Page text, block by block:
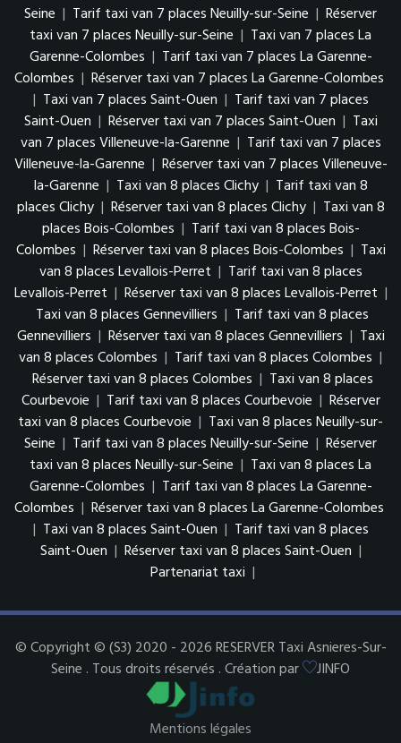
Seine | Tarif taxi van 7 places Neuilly-sur-Seine | Réserver
taxi van 7 places Neuilly-sur-Seine | Taxi van 7 places La
Garenne-Colombes | Tarif taxi van 7 places La Garenne-
Colombes | Réserver taxi van 7 places La Garenne-Colombes
| Taxi van 7 places Saint-Ouen | Tarif taxi van 7 places
Saint-Ouen | Réserver taxi van 7 places Saint-Ouen | Taxi
van 7 places Villeneuve-la-Garenne | Tarif taxi van 7 places
Villeneuve-la-Garenne | Réserver taxi van 7 places Villeneuve-
la-Garenne | Taxi van 8 places Clichy | Tarif taxi van 8
places Clichy | Réserver taxi van 8 places Clichy | Taxi van 8
places Bois-Colombes | Tarif taxi van 8 places Bois-
Colombes | Réserver taxi van 8 places Bois-Colombes | Taxi
van 8 places Levallois-Perret | Tarif taxi van 8 places
Levallois-Perret | Réserver taxi van 8 places Levallois-Perret |
Taxi van 8 places Gennevilliers | Tarif taxi van 8 places
Gennevilliers | Réserver taxi van 8 places Gennevilliers | Taxi
van 8 places Colombes | Tarif taxi van 8 places Colombes |
Réserver taxi van 8 places Colombes | Taxi van 8 places
Courbevoie | Tarif taxi van 8 places Courbevoie | Réserver
taxi van 8 places Courbevoie | Taxi van 8 places Neuilly-sur-
Seine | Tarif taxi van 8 places Neuilly-sur-Seine | Réserver
taxi van 8 places Neuilly-sur-Seine | Taxi van 8 places La
Garenne-Colombes | Tarif taxi van 8 places La Garenne-
Colombes | Réserver taxi van 8 places La Garenne-Colombes
| Taxi van 8 places Saint-Ouen | Tarif taxi van 8 places
Saint-Ouen | Réserver taxi van 8 places Saint-Ouen |
Partenariat taxi |
© Copyright © (S3) 2020 - 2026 RESERVER Taxi Asnieres-Sur-
Seine . Tous droits réservés . Création par
JINFO
Mentions légales